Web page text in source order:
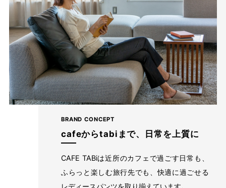
暗くなりがちな秋冬コーデもやや明るめのグレーなら沈んで見え
ず、使い勝手もバツグンです。
BRAND CONCEPT
cafeからtabiまで、日常を上質に
CAFE TABiは近所のカフェで過ごす日常も、
ふらっと楽しむ旅行先でも、快適に過ごせる
レディースパンツを取り揃えています。